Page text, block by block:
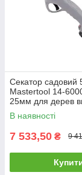
Секатор садовий
Mastertool 14-
25мм для дерев
кущів гілок квітів
В наявності
7 533,50 ₴ 9